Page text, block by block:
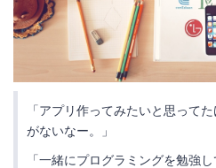
「アプリ作ってみたいと思って
がないなー。」
「一緒にプログラミングを勉強